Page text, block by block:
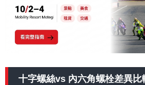
十字螺絲vs 內六角螺栓差異比